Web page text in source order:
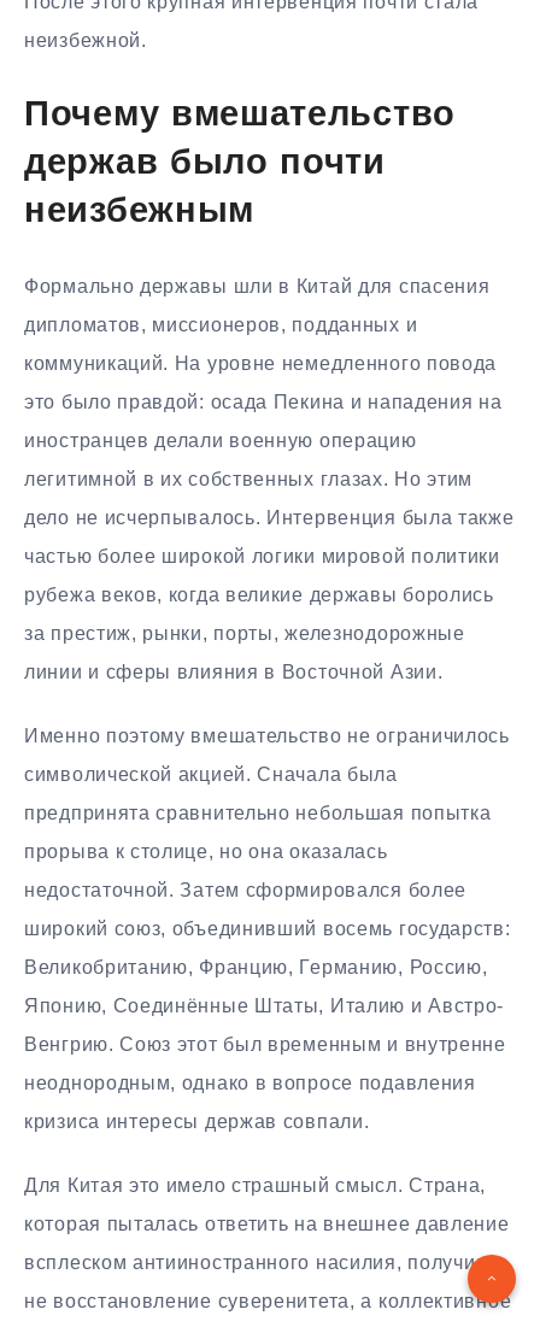
неизбежной.
Почему вмешательство
держав было почти
неизбежным
Формально державы шли в Китай для спасения
дипломатов, миссионеров, подданных и
коммуникаций. На уровне немедленного повода
это было правдой: осада Пекина и нападения на
иностранцев делали военную операцию
легитимной в их собственных глазах. Но этим
дело не исчерпывалось. Интервенция была также
частью более широкой логики мировой политики
рубежа веков, когда великие державы боролись
за престиж, рынки, порты, железнодорожные
линии и сферы влияния в Восточной Азии.
Именно поэтому вмешательство не ограничилось
символической акцией. Сначала была
предпринята сравнительно небольшая попытка
прорыва к столице, но она оказалась
недостаточной. Затем сформировался более
широкий союз, объединивший восемь государств:
Великобританию, Францию, Германию, Россию,
Японию, Соединённые Штаты, Италию и Австро-
Венгрию. Союз этот был временным и внутренне
неоднородным, однако в вопросе подавления
кризиса интересы держав совпали.
Для Китая это имело страшный смысл. Страна,
которая пыталась ответить на внешнее давление
всплеском антииностранного насилия, получила
не восстановление суверенитета, а коллективное